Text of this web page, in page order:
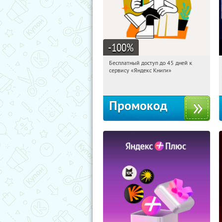
-100%
18:47:49
Получи первым!
Бесплатный доступ до 45 дней к
сервису «Яндекс Книги»
Промокод